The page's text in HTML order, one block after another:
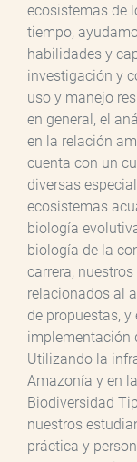
ecosistemas de
tiempo,
habilidades y
investigación y
uso y manejo
en general, el
en la relación
cuenta con un
diversas
ecosistemas
biología
biología de la
carrera,
relacionados al
de propuestas,
implementación
Utilizando la
Amazonía y en
Biodiversidad
nuestros
práctica y